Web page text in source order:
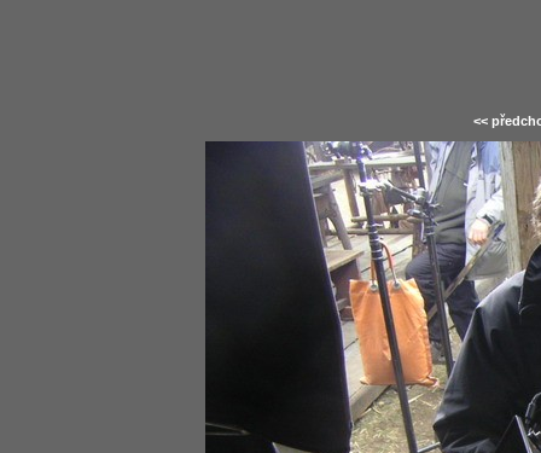
<<